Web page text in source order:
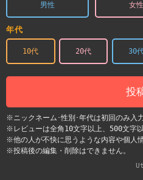
男性 女性
年代
10代 20代 30
投
※ニックネーム･性別･年代は初回のみ入
※レビューは全角10文字以上、500文字
※他の人が不快に思うような内容や個人
※投稿後の編集・削除はできません。